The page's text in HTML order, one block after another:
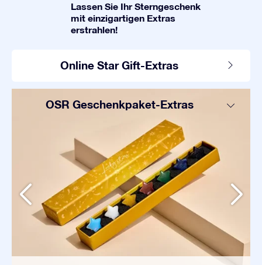
Lassen Sie Ihr Sterngeschenk
mit einzigartigen Extras
erstrahlen!
Online Star Gift-Extras
OSR Geschenkpaket-Extras